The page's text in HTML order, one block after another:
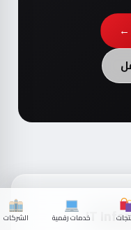
ITخدمات رقمية الشركات